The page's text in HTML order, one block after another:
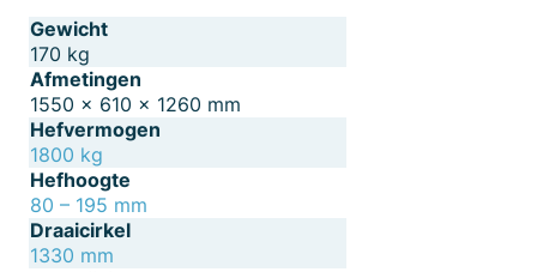
Gewicht
170 kg
Afmetingen
1550 × 610 × 1260 mm
Hefvermogen
1800 kg
Hefhoogte
80 – 195 mm
Draaicirkel
1330 mm